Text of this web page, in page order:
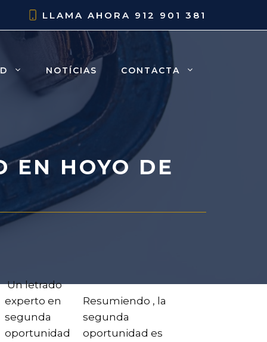
LLAMA AHORA 912 901 381
NOTÍCIAS CONTACTA
EN HOYO DE
Un letrado
experto en
segunda
oportunidad
Resumiendo , la
segunda
oportunidad es